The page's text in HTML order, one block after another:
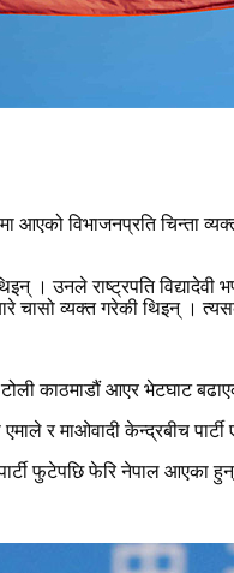
आएको विभाजनप्रति
। उनले राष्ट्रपति
चासो व्यक्त गरेकी थिइन् ।
काठमाडौं आएर भेटघाट
र माओवादी केन्द्रबीच
फुटेपछि फेरि नेपाल आएका